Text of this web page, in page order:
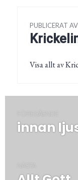
PUBLICERAT AV
Visa allt av
FÖREGÅENDE
Föregående
innan
NÄSTA
Nästa